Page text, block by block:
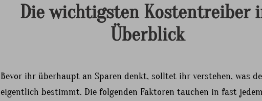
Die wichtigsten Kostentreiber
Überblick
Bevor ihr überhaupt an Sparen denkt, solltet ihr verstehen, was
eigentlich bestimmt. Die folgenden Faktoren tauchen in fast jedem